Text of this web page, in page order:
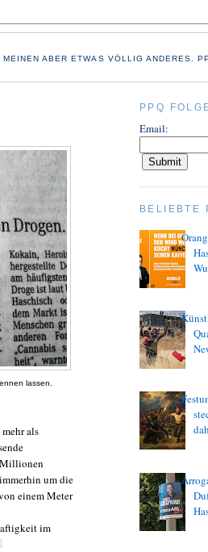
ABER ETWAS VÖLLIG ANDERES.
lassen.
als
Millionen
um die
einem Meter
im
PPQ
Email:
BELIEBTE